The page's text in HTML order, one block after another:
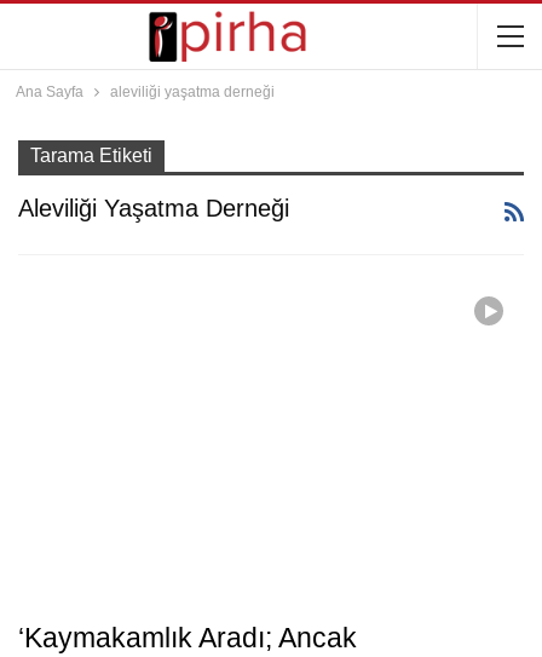
Ana Sayfa aleviliği yaşatma derneği
Tarama Etiketi
Aleviliği Yaşatma Derneği
‘Kaymakamlık Aradı; Ancak